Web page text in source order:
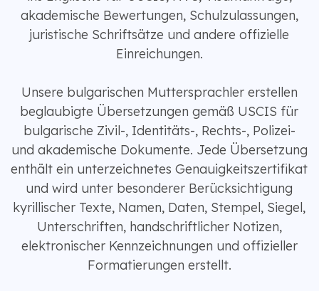
akademische Bewertungen, Schulzulassungen,
juristische Schriftsätze und andere offizielle
Einreichungen.
Unsere bulgarischen Muttersprachler erstellen
beglaubigte Übersetzungen gemäß USCIS für
bulgarische Zivil-, Identitäts-, Rechts-, Polizei-
und akademische Dokumente. Jede Übersetzung
enthält ein unterzeichnetes Genauigkeitszertifikat
und wird unter besonderer Berücksichtigung
kyrillischer Texte, Namen, Daten, Stempel, Siegel,
Unterschriften, handschriftlicher Notizen,
elektronischer Kennzeichnungen und offizieller
Formatierungen erstellt.